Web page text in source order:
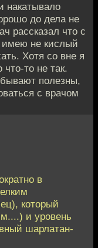
накатывало
до дела не
рассказал что с
имею не кислый
Хотя со вне я
то не так.
полезны,
с врачом
в
который
и уровень
шарлатан-